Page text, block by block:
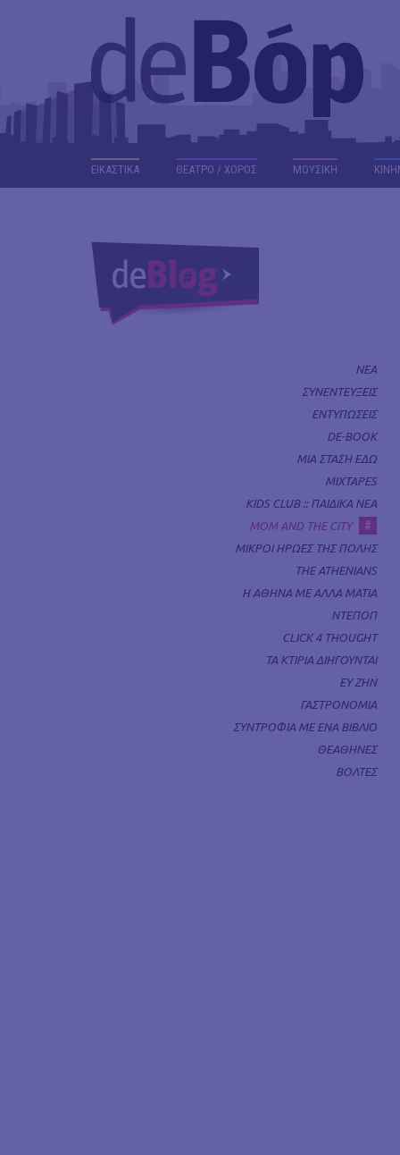
ΕΙΚΑΣΤΙΚΑ ΘΕΑΤΡΟ / ΧΟΡΟΣ ΜΟΥΣΙΚΗ
ΝΕΑ
ΣΥΝΕΝΤΕΥΞΕΙΣ
ΕΝΤΥΠΩΣΕΙΣ
DE-BOOK
ΜΙΑ ΣΤΑΣΗ ΕΔΩ
MIXTAPES
KIDS CLUB :: ΠΑΙΔΙΚΑ ΝΕΑ
MOM AND THE CITY
#
ΜΙΚΡΟΙ ΗΡΩΕΣ ΤΗΣ ΠΟΛΗΣ
THE ATHENIANS
Η ΑΘΗΝΑ ΜΕ ΑΛΛΑ ΜΑΤΙΑ
ΝΤΕΠΟΠ
CLICK 4 THOUGHT
ΤΑ ΚΤΙΡΙΑ ΔΙΗΓΟΥΝΤΑΙ
ΕΥ ΖΗΝ
ΓΑΣΤΡΟΝΟΜΙΑ
ΣΥΝΤΡΟΦΙΑ ΜΕ ΕΝΑ ΒΙΒΛΙΟ
ΘΕΑΘΗΝΕΣ
ΒΟΛΤΕΣ